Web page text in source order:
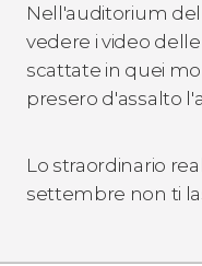
Nell'auditorium
vedere i video
scattate in quei
presero d'assalto
Lo straordinario
settembre non ti